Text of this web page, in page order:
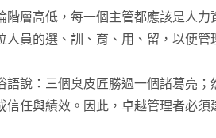
階層高低，每一個主管都應該是人力
人員的選、訓、育、用、留，以便管
語說：三個臭皮匠勝過一個諸葛亮；
信任與績效。因此，卓越管理者必須